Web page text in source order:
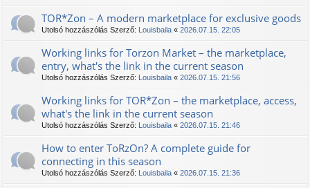
TOR*Zon – A modern marketplace for exclusive goods
Utolsó hozzászólás Szerző: Louisbaila « 2026.07.15. 22:05
Working links for Torzon Market – the marketplace,
entry, what's the link in the current season
Utolsó hozzászólás Szerző: Louisbaila « 2026.07.15. 21:56
Working links for TOR*Zon – the marketplace, access,
what's the link in the current season
Utolsó hozzászólás Szerző: Louisbaila « 2026.07.15. 21:46
How to enter TоRzOn? A complete guide for
connecting in this season
Utolsó hozzászólás Szerző: Louisbaila « 2026.07.15. 21:36